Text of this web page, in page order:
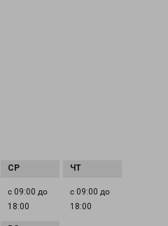
с 09:00 до
18:00
с 09:00 до
18:00